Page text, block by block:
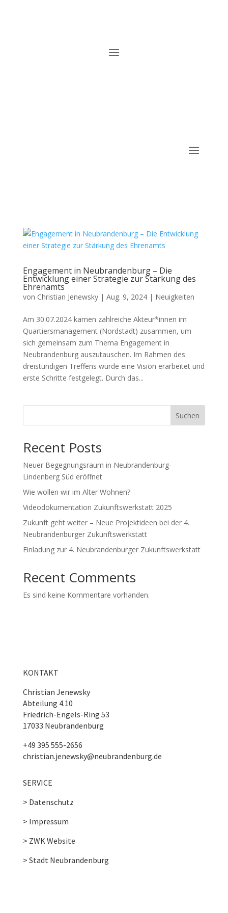
Engagement in Neubrandenburg – Die
Entwicklung einer Strategie zur Stärkung des
Ehrenamts
von Christian Jenewsky| Aug. 9, 2024| Neuigkeiten
Am 30.07.2024 kamen zahlreiche Akteur*innen im
Quartiersmanagement (Nordstadt) zusammen, um
sich gemeinsam zum Thema Engagement in
Neubrandenburg auszutauschen. Im Rahmen des
dreistündigen Treffens wurde eine Vision erarbeitet und
erste Schritte festgelegt. Durch das...
Suchen
Recent Posts
Neuer Begegnungsraum in Neubrandenburg-
Lindenberg Süd eröffnet
Wie wollen wir im Alter Wohnen?
Videodokumentation Zukunftswerkstatt 2025
Zukunft geht weiter – Neue Projektideen bei der 4.
Neubrandenburger Zukunftswerkstatt
Einladung zur 4. Neubrandenburger Zukunftswerkstatt
Recent Comments
Es sind keine Kommentare vorhanden.
KONTAKT
Christian Jenewsky
Abteilung 4.10
Friedrich-Engels-Ring 53
17033 Neubrandenburg
+49 395 555-2656
christian.jenewsky@neubrandenburg.de
SERVICE
> Datenschutz
> Impressum
> ZWK Website
> Stadt Neubrandenburg